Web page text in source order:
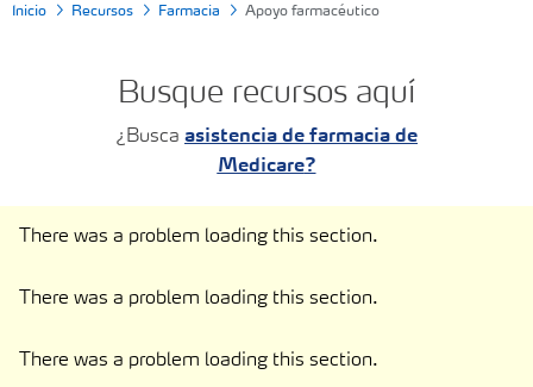
Inicio Recursos Farmacia Apoyo farmacéutico
Busque recursos aquí
¿Busca asistencia de farmacia de
Medicare?
There was a problem loading this section.
There was a problem loading this section.
There was a problem loading this section.